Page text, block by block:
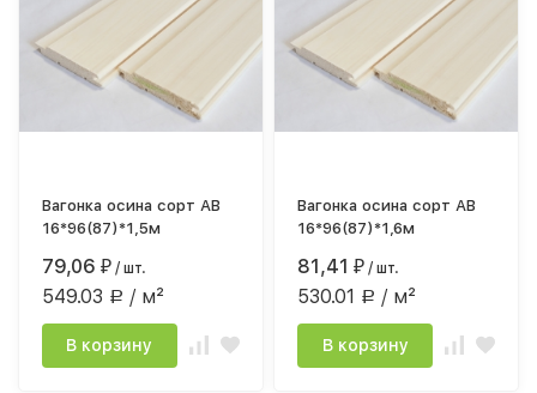
Вагонка осина сорт АВ
16*96(87)*1,5м
79,06₽ / шт.
549.03 Р / м²
В корзину
Вагонка осина сорт АВ
16*96(87)*1,6м
81,41₽ / шт.
530.01 Р / м²
В корзину